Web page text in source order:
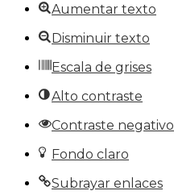
Aumentar texto
Disminuir texto
Escala de grises
Alto contraste
Contraste negativo
Fondo claro
Subrayar enlaces